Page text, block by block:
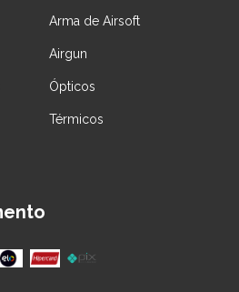
Arma de Airsoft
Airgun
Ópticos
Térmicos